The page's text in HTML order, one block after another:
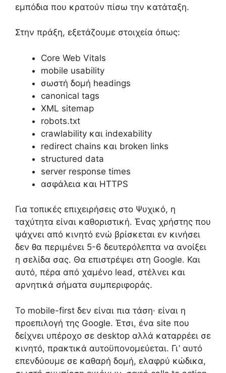
εμπόδια που κρατούν πίσω την κατάταξη.
Στην πράξη, εξετάζουμε στοιχεία όπως:
Core Web Vitals
mobile usability
σωστή δομή headings
canonical tags
XML sitemap
robots.txt
crawlability και indexability
redirect chains και broken links
structured data
server response times
ασφάλεια και HTTPS
Για τοπικές επιχειρήσεις στο Ψυχικό, η
ταχύτητα είναι καθοριστική. Ένας χρήστης που
ψάχνει από κινητό ενώ βρίσκεται εν κινήσει
δεν θα περιμένει 5-6 δευτερόλεπτα να ανοίξει
η σελίδα σας. Θα επιστρέψει στη Google. Και
αυτό, πέρα από χαμένο lead, στέλνει και
αρνητικά σήματα συμπεριφοράς.
Το mobile-first δεν είναι πια τάση· είναι η
προεπιλογή της Google. Έτσι, ένα site που
δείχνει υπέροχο σε desktop αλλά καταρρέει σε
κινητό, πρακτικά αυτοϋπονομεύεται. Γι’ αυτό
επενδύουμε σε καθαρή δομή, ελαφρύ κώδικα,